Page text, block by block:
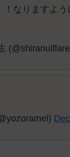
なりますよう